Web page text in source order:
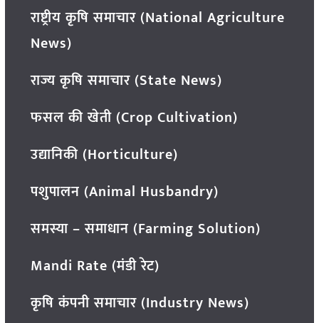
राष्ट्रीय कृषि समाचार (National Agriculture
News)
राज्य कृषि समाचार (State News)
फसल की खेती (Crop Cultivation)
उद्यानिकी (Horticulture)
पशुपालन (Animal Husbandry)
समस्या – समाधान (Farming Solution)
Mandi Rate (मंडी रेट)
कृषि कंपनी समाचार (Industry News)